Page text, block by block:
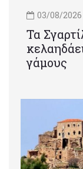
03/08/2026
Τα
γάμους